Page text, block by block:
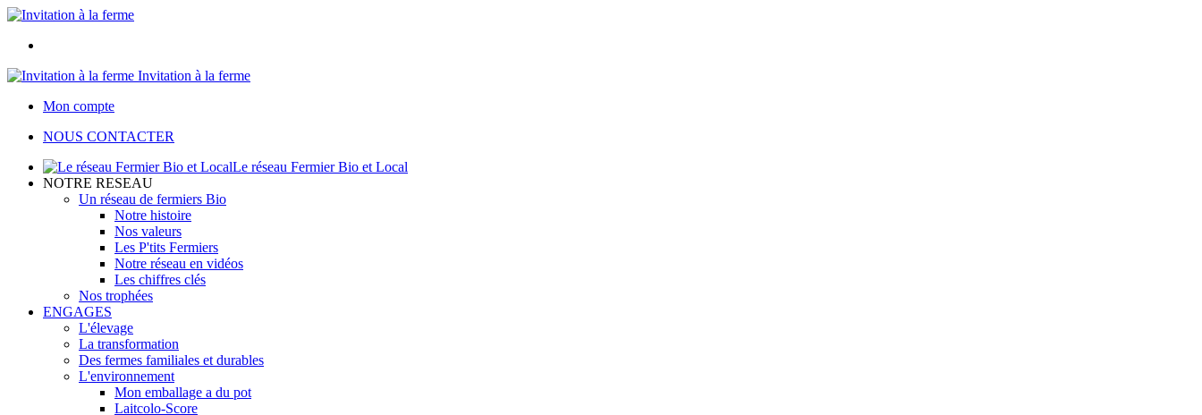
Invitation à la ferme
Mon compte
NOUS CONTACTER
Le réseau Fermier Bio et Local
NOTRE RESEAU
Un réseau de fermiers Bio
Notre histoire
Nos valeurs
Les P'tits Fermiers
Notre réseau en vidéos
Les chiffres clés
Nos trophées
ENGAGES
L'élevage
La transformation
Des fermes familiales et durables
L'environnement
Mon emballage a du pot
Laitcolo-Score